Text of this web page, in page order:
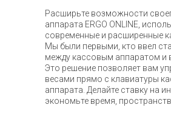
Расширьте возможности
аппарата ERGO ONLINE,
современные и расширенные
Мы были первыми, кто ввел
между кассовым аппаратом и
Это решение позволяет вам
весами прямо с клавиатуры
аппарата. Делайте ставку на
экономьте время,